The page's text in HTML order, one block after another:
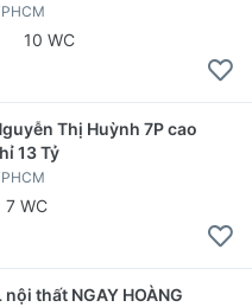
10 WC
Thị Huỳnh 7P cao
13 Tỷ
7 WC
nội thất NGAY HOÀNG